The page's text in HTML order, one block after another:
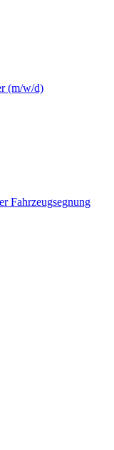
(m/w/d)
Fahrzeugsegnung